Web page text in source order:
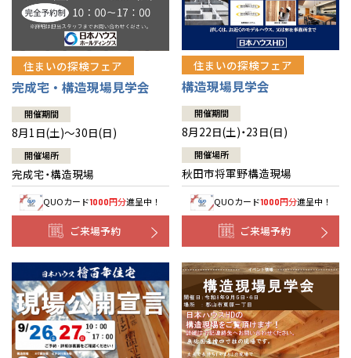
住まいの探検フェア
完成宅・構造現場見学会
開催期間
8月1日(土)～30日(日)
開催場所
完成宅・構造現場
QUOカード1000円分進呈中！
ご来場予約
住まいの探検フェア
構造現場見学会
開催期間
8月22日(土)・23日(日)
開催場所
秋田市将軍野構造現場
QUOカード1000円分進呈中！
ご来場予約
山口
徳島
高知
鹿児島
長崎
沖縄